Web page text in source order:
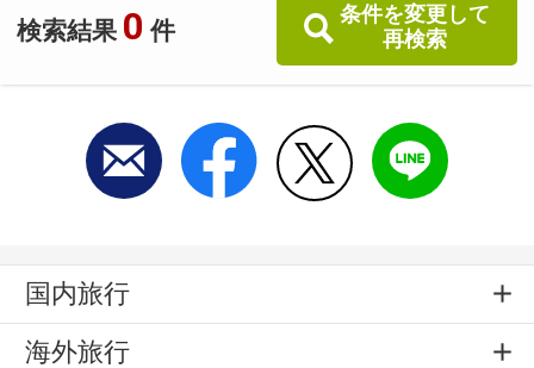
検索結果 0 件
条件を変更して
再検索
国内旅行
海外旅行